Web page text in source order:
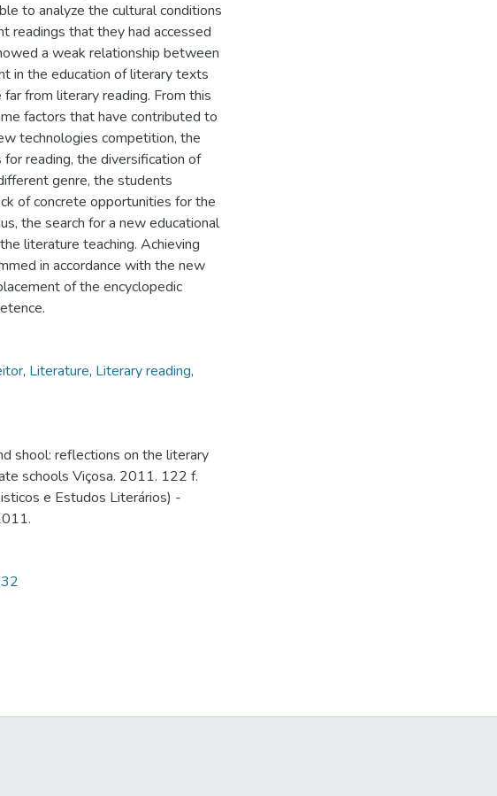
to analyze the cultural conditions
readings that they had accessed
a weak relationship between
in the education of literary texts
from literary reading. From this
factors that have contributed to
technologies competition, the
reading, the diversification of
genre, the students
of concrete opportunities for the
the search for a new educational
literature teaching. Achieving
in accordance with the new
of the encyclopedic
, Literature, Literary reading,
shool: reflections on the literary
schools Viçosa. 2011. 122 f.
e Estudos Literários) -